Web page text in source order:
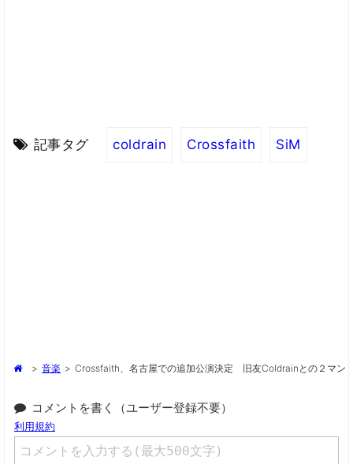
記事タグ coldrain Crossfaith SiM
> 音楽 > Crossfaith、名古屋での追加公演決定 旧友coldrainとの２マン
コメントを書く（ユーザー登録不要）